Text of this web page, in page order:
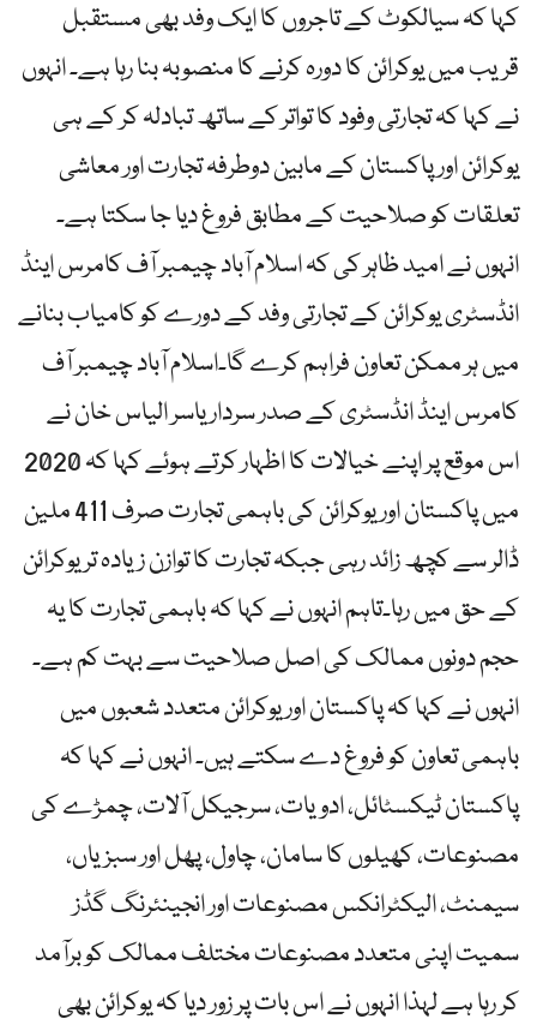
کہا کہ سیالکوٹ کے تاجروں کا ایک وفد بھی مستقبل
قریب میں یوکرائن کا دورہ کرنے کا منصوبہ بنا رہا ہے۔ انہوں
نے کہا کہ تجارتی وفود کا تواتر کے ساتھ تبادلہ کر کے ہی
یوکرائن اور پاکستان کے مابین دوطرفہ تجارت اور معاشی
تعلقات کو صلاحیت کے مطابق فروغ دیا جا سکتا ہے۔
انہوں نے امید ظاہر کی کہ اسلام آباد چیمبر آف کامرس اینڈ
انڈسٹری یوکرائن کے تجارتی وفد کے دورے کو کامیاب بنانے
میں ہر ممکن تعاون فراہم کرے گا۔اسلام آباد چیمبر آف
کامرس اینڈ انڈسٹری کے صدر سردار یاسر الیاس خان نے
اس موقع پر اپنے خیالات کا اظہار کرتے ہوئے کہا کہ 2020
میں پاکستان اور یوکرائن کی باہمی تجارت صرف 411 ملین
ڈالر سے کچھ زائد رہی جبکہ تجارت کا توازن زیادہ تر یوکرائن
کے حق میں رہا۔تاہم انہوں نے کہا کہ باہمی تجارت کا یہ
حجم دونوں ممالک کی اصل صلاحیت سے بہت کم ہے۔
انہوں نے کہا کہ پاکستان اور یوکرائن متعدد شعبوں میں
باہمی تعاون کو فروغ دے سکتے ہیں۔ انہوں نے کہا کہ
پاکستان ٹیکسٹائل، ادویات، سرجیکل آلات، چمڑے کی
مصنوعات، کھیلوں کا سامان، چاول، پھل اور سبزیاں،
سیمنٹ، الیکٹرانکس مصنوعات اور انجینئرنگ گڈز
سمیت اپنی متعدد مصنوعات مختلف ممالک کو برآمد
کر رہا ہے لہذا انہوں نے اس بات پر زور دیا کہ یوکرائن بھی